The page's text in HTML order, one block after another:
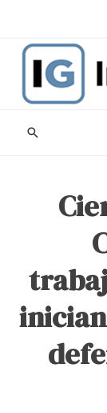
content